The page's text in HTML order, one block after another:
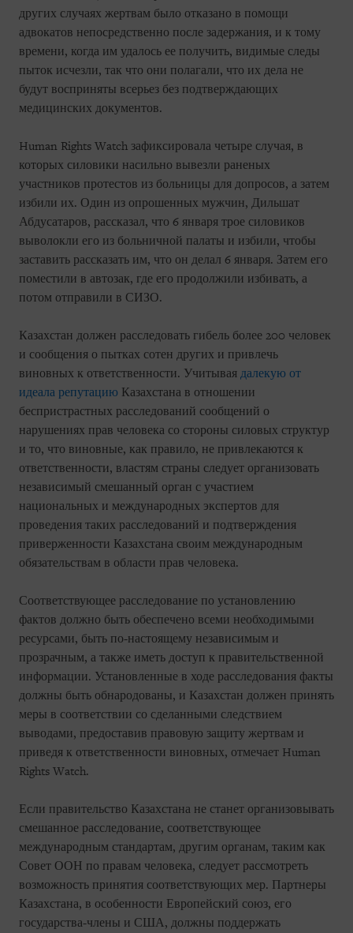
других случаях жертвам было отказано в помощи
адвокатов непосредственно после задержания, и к тому
времени, когда им удалось ее получить, видимые следы
пыток исчезли, так что они полагали, что их дела не
будут восприняты всерьез без подтверждающих
медицинских документов.
Human Rights Watch зафиксировала четыре случая, в
которых силовики насильно вывезли раненых
участников протестов из больницы для допросов, а затем
избили их. Один из опрошенных мужчин, Дильшат
Абдусатаров, рассказал, что 6 января трое силовиков
выволокли его из больничной палаты и избили, чтобы
заставить рассказать им, что он делал 6 января. Затем его
поместили в автозак, где его продолжили избивать, а
потом отправили в СИЗО.
Казахстан должен расследовать гибель более 200 человек
и сообщения о пытках сотен других и привлечь
виновных к ответственности. Учитывая далекую от
идеала репутацию Казахстана в отношении
беспристрастных расследований сообщений о
нарушениях прав человека со стороны силовых структур
и то, что виновные, как правило, не привлекаются к
ответственности, властям страны следует организовать
независимый смешанный орган с участием
национальных и международных экспертов для
проведения таких расследований и подтверждения
приверженности Казахстана своим международным
обязательствам в области прав человека.
Соответствующее расследование по установлению
фактов должно быть обеспечено всеми необходимыми
ресурсами, быть по-настоящему независимым и
прозрачным, а также иметь доступ к правительственной
информации. Установленные в ходе расследования факты
должны быть обнародованы, и Казахстан должен принять
меры в соответствии со сделанными следствием
выводами, предоставив правовую защиту жертвам и
приведя к ответственности виновных, отмечает Human
Rights Watch.
Если правительство Казахстана не станет организовывать
смешанное расследование, соответствующее
международным стандартам, другим органам, таким как
Совет ООН по правам человека, следует рассмотреть
возможность принятия соответствующих мер. Партнеры
Казахстана, в особенности Европейский союз, его
государства-члены и США, должны поддержать